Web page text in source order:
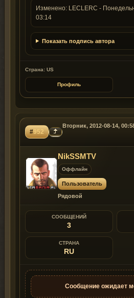
Изменено: LECLERC -
03:14
Показать подпись автора
Страна: US
Профиль
#952
Вторник, 2012-08-14,
NikSSMTV
Оффлайн
Пользователь
Рядовой
СООБЩЕНИЙ
3
СТРАНА
RU
Сообщение ожидает